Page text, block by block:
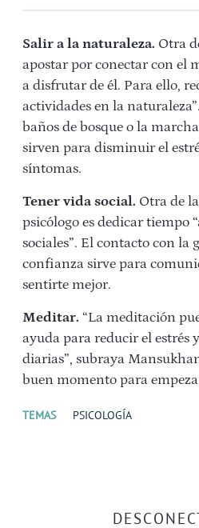
Salir a la naturaleza. Otra
apostar por conectar con el
a disfrutar de él. Para ello,
actividades en la
baños de bosque o la
sirven para disminuir el
síntomas.
Tener vida social. Otra de
psicólogo es dedicar tiempo
sociales”. El contacto con la
confianza sirve para
sentirte mejor.
Meditar. “La meditación
ayuda para reducir el estrés
diarias”, subraya
buen momento para
TEMAS PSICOLOGÍA